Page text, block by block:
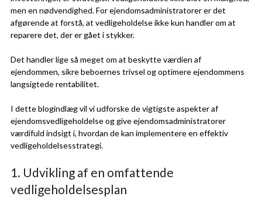
men en nødvendighed. For ejendomsadministratorer er det
afgørende at forstå, at vedligeholdelse ikke kun handler om at
reparere det, der er gået i stykker.
Det handler lige så meget om at beskytte værdien af
ejendommen, sikre beboernes trivsel og optimere ejendommens
langsigtede rentabilitet.
I dette blogindlæg vil vi udforske de vigtigste aspekter af
ejendomsvedligeholdelse og give ejendomsadministratorer
værdifuld indsigt i, hvordan de kan implementere en effektiv
vedligeholdelsesstrategi.
1. Udvikling af en omfattende
vedligeholdelsesplan